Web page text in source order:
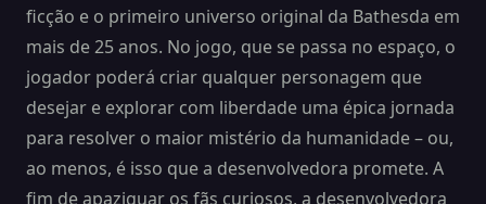
ficção e o primeiro universo original da Bathesda em
mais de 25 anos. No jogo, que se passa no espaço, o
jogador poderá criar qualquer personagem que
desejar e explorar com liberdade uma épica jornada
para resolver o maior mistério da humanidade – ou,
ao menos, é isso que a desenvolvedora promete. A
fim de apaziguar os fãs curiosos, a desenvolvedora